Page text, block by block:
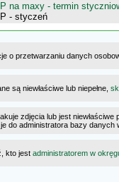
na maxy - termin
- styczeń
o przetwarzaniu danych
są niewłaściwe lub niepełne,
zdjęcia lub jest
do administratora bazy danych
kto jest administratorem w